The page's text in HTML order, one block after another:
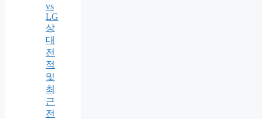
vs
LG
상
대
전
적
및
최
근
전